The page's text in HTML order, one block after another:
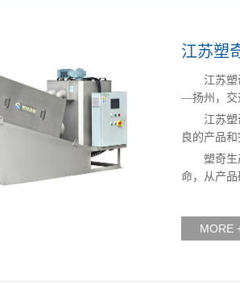
江苏塑
江苏
—扬州，交
江苏
良的产品
塑奇
命，从产
MORE